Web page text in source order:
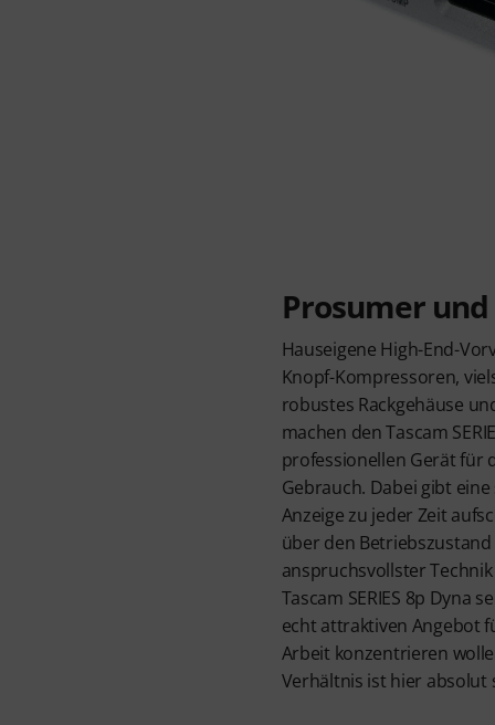
Prosumer
Hauseigene High-End-
Knopf-Kompressoren,
robustes Rackgehäuse
machen den Tascam
professionellen Gerät für
Gebrauch. Dabei gibt
Anzeige zu jeder Zeit
über den
anspruchsvollster
Tascam SERIES 8p Dyna
echt attraktiven Angebot
Arbeit konzentrieren
Verhältnis ist hier absolut